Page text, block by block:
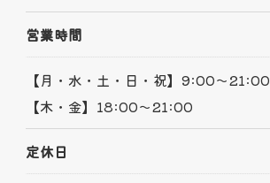
営業時間
【月・水・土・日・祝】9:00～21:00
【木・金】18:00～21:00
定休日